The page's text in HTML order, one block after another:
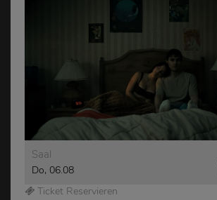
Saal
Do, 06.08
Ticket Reservieren